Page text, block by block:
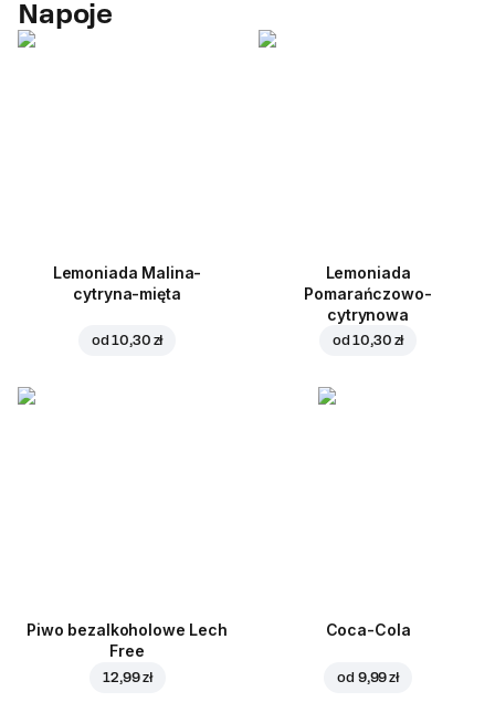
Napoje
Lemoniada Malina-
cytryna-mięta
od10,30 zł
Lemoniada
Pomarańczowo-
cytrynowa
od10,30 zł
Piwo bezalkoholowe Lech
Free
12,99 zł
Coca-Cola
od 9,99 zł